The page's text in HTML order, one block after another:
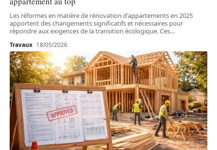
Les réformes en matière de rénovation d'appartements en 2025
apportent des changements significatifs et nécessaires pour
répondre aux exigences de la transition écologique. Ces…
Travaux 18/05/2026